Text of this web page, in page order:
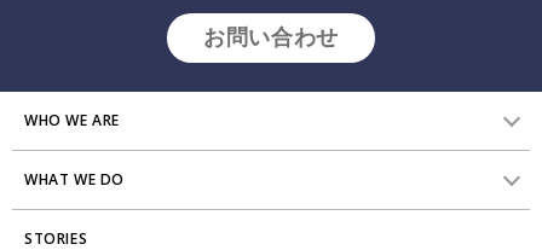
お問い合わせ
WHO WE ARE
HVからのメッセージ
研究員紹介
WHAT WE DO
組織変革
STORIES